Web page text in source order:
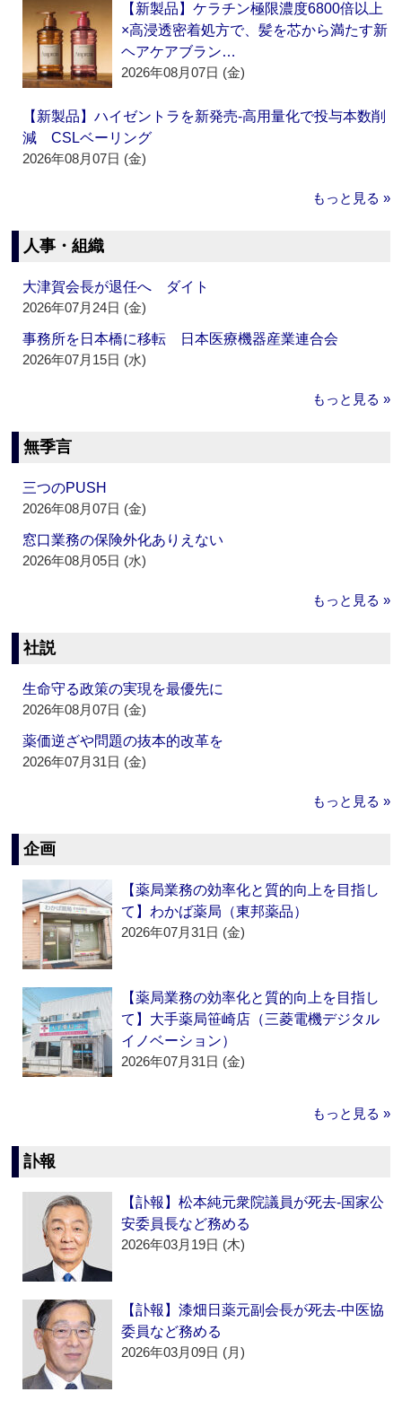
【新製品】ケラチン極限濃度6800倍以上
×高浸透密着処方で、髪を芯から満たす新
ヘアケアブラン…
2026年08月07日 (金)
【新製品】ハイゼントラを新発売‐高用量化で投与本数削
減 CSLベーリング
2026年08月07日 (金)
もっと見る »
人事・組織
大津賀会長が退任へ ダイト
2026年07月24日 (金)
事務所を日本橋に移転 日本医療機器産業連合会
2026年07月15日 (水)
もっと見る »
無季言
三つのPUSH
2026年08月07日 (金)
窓口業務の保険外化ありえない
2026年08月05日 (水)
もっと見る »
社説
生命守る政策の実現を最優先に
2026年08月07日 (金)
薬価逆ざや問題の抜本的改革を
2026年07月31日 (金)
もっと見る »
企画
【薬局業務の効率化と質的向上を目指し
て】わかば薬局（東邦薬品）
2026年07月31日 (金)
【薬局業務の効率化と質的向上を目指し
て】大手薬局笹崎店（三菱電機デジタル
イノベーション）
2026年07月31日 (金)
もっと見る »
訃報
【訃報】松本純元衆院議員が死去‐国家公
安委員長など務める
2026年03月19日 (木)
【訃報】漆畑日薬元副会長が死去‐中医協
委員など務める
2026年03月09日 (月)